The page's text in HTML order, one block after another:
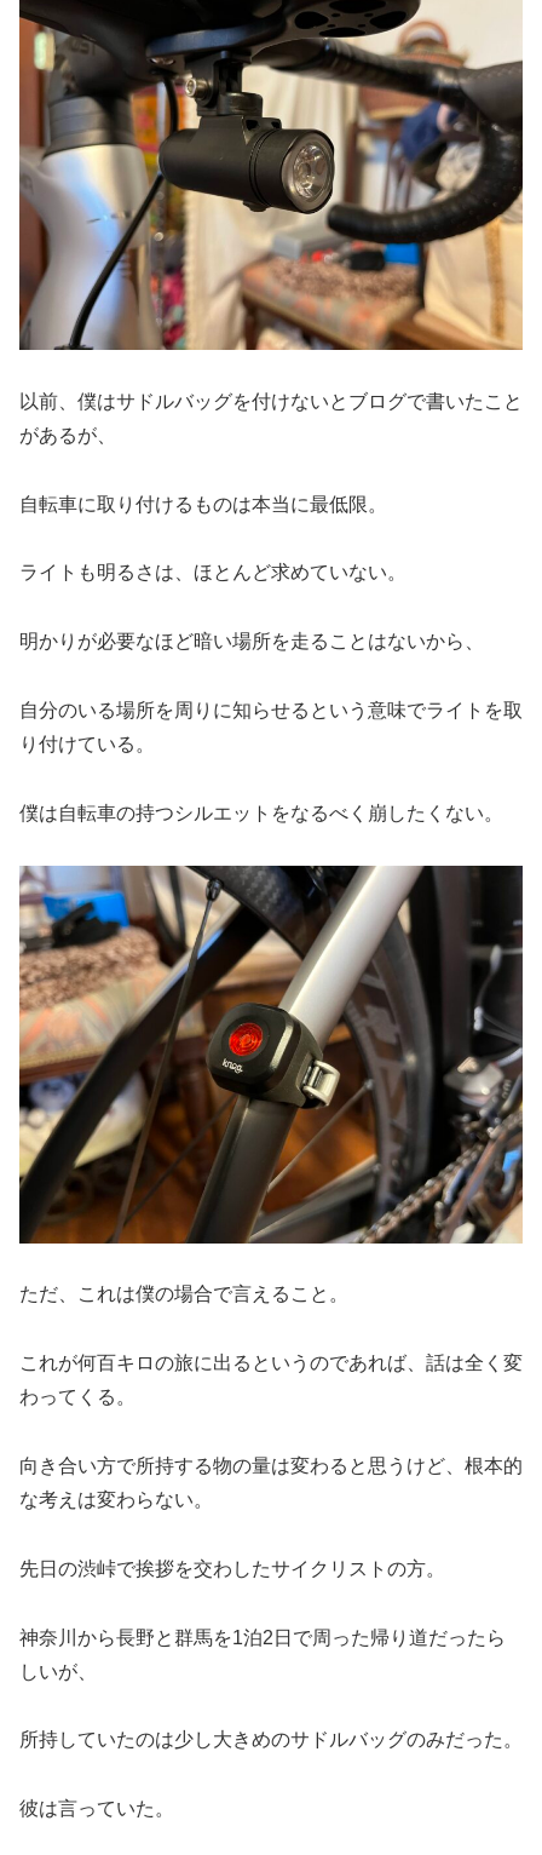
以前、僕はサドルバッグを付けないとブログで書いたこと
があるが、
自転車に取り付けるものは本当に最低限。
ライトも明るさは、ほとんど求めていない。
明かりが必要なほど暗い場所を走ることはないから、
自分のいる場所を周りに知らせるという意味でライトを取
り付けている。
僕は自転車の持つシルエットをなるべく崩したくない。
ただ、これは僕の場合で言えること。
これが何百キロの旅に出るというのであれば、話は全く変
わってくる。
向き合い方で所持する物の量は変わると思うけど、根本的
な考えは変わらない。
先日の渋峠で挨拶を交わしたサイクリストの方。
神奈川から長野と群馬を1泊2日で周った帰り道だったら
しいが、
所持していたのは少し大きめのサドルバッグのみだった。
彼は言っていた。